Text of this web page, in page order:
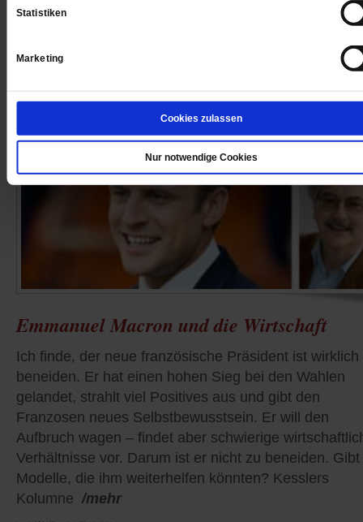
Statistiken
Marketing
Cookies zulassen
Nur notwendige Cookies
Die Grünen stellen Ökologie über alles. Für die
geändert
Emmanuel Macron und die Wirtschaft
Ich finde, der neue französische Präsident ist wirklich
beneiden. Er hat einen hohen Sieg bei den Wahlen
gelandet, strahlt viel Positives aus und gibt den
Franzosen neues Selbstbewusstsein. Er will den
Aufbruch wagen – findet aber schwierige
Verhältnisse vor. Darum ist er nicht zu beneiden. Gibt
Modelle, die ihm weiterhelfen könnten? Kesslers
Kolumne /mehr